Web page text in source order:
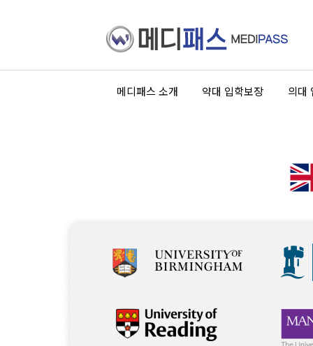
메디패스 소개 약대 입학보장 의대